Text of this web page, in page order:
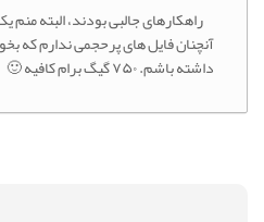
راهکارهای جالبی بودند، البته
آنچنان فایل های پرحجمی ندارم که
داشته باشم. ۷۵۰ گیگ برام کافیه 🙂